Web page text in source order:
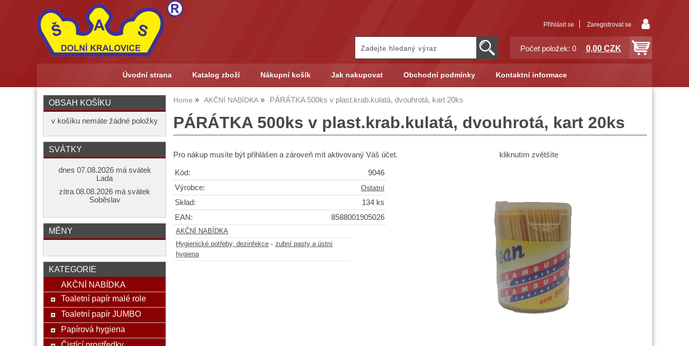
Přihlásit se Zaregistrovat se
Počet položek: 0 0,00 CZK
Úvodní strana Katalog zboží Nákupní košík Jak nakupovat Obchodní podmínky Kontaktní informace
Home AKČNÍ NABÍDKA PÁRÁTKA 500ks v plast.krab.kulatá, dvouhrotá, kart 20ks
PÁRÁTKA 500ks v plast.krab.kulatá, dvouhrotá, kart 20ks
kliknutím zvětšíte
Pro nákup musíte být přihlášen a zároveň mít aktivovaný Váš účet.
Kód:
9046
Výrobce:
Ostatní
Sklad:
134 ks
EAN:
8588001905026
AKČNÍ NABÍDKA
Hygienické potřeby, dezinfekce - zubní pasty a ústní
hygiena
OBSAH KOŠÍKU
v košíku nemáte žádné položky
SVÁTKY
dnes 07.08.2026 má svátek
Lada
zítra 08.08.2026 má svátek
Soběslav
MĚNY
KATEGORIE
AKČNÍ NABÍDKA
Toaletní papír malé role
Toaletní papír JUMBO
Papírová hygiena